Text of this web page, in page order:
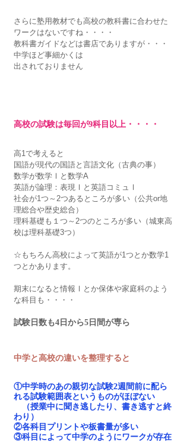
さらに塾用教材でも高校の教科書に合わせた
ワークはないですね・・・・
教科書ガイドなどは書店でありますが・・・
中学ほど事細かくは
出されておりません
高校の試験は毎回が9科目以上・・・・
高1で考えると
国語が現代の国語と言語文化（古典の事）
数学が数学Ⅰと数学A
英語が論理：表現Ⅰと英語コミュⅠ
社会が1つ～2つあるところが多い（公共or地
理総合や歴史総合）
理科基礎も１つ～2つのところが多い（城東高
校は理科基礎3つ）
☆もちろん高校によって英語が1つとか数学1
つとかあります。
期末になると情報Ⅰとか保体や家庭科のよう
な科目も・・・・
試験日数も4日から5日間が専ら
中学と高校の違いを整理すると
①中学時のあの親切な試験2週間前に配ら
れる試験範囲表というものがほぼない
（授業中に聞き逃したり、書き逃すと終
わり）
②各科目プリントや板書量が多い
③科目によって中学のようにワークが存在